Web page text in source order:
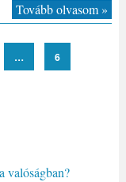
Tovább olvasom »
…
6
valóságban?